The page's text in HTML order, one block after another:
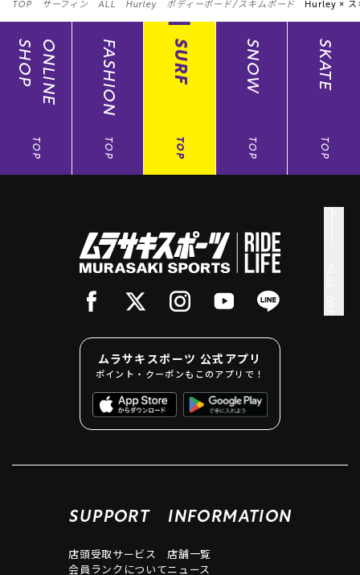
TOP サーフィン ALL Hurley ボディーボード/スキムボード Hurley × ス
ONLINE
SHOP
TOP
FASHION
TOP
SURF
TOP
SNOW
TOP
SKATE
TOP
ムラサキスポーツ 公式アプリ
ポイント・クーポンもこのアプリで！
SUPPORT
店頭受取サービス
会員ランクについて
INFORMATION
店舗一覧
ニュース